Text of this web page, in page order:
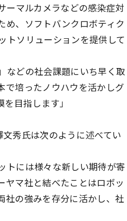
ーマルカメラなどの感染症対
め、ソフトバンクロボティク
トソリューションを提供して
などの社会課題にいち早く取
で培ったノウハウを活かしグ
目指します」
秀氏は次のように述べてい
トには様々な新しい期待が寄
ヤマ社と結べたことはロボッ
社の強みを存分に活かし、社